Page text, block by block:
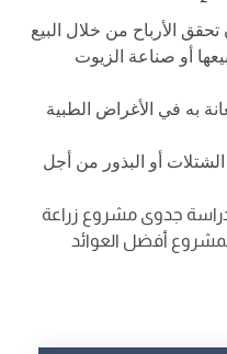
الأرباح من خلال البيع
أو صناعة الزيوت
به في الأغراض الطبية
أو البذور من أجل
جدوى مشروع زراعة
أفضل العوائد